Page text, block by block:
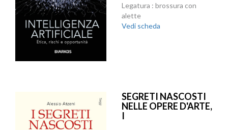
Legatura : brossura con
alette
Vedi scheda
SEGRETI NASCOSTI
NELLE OPERE D'ARTE,
I